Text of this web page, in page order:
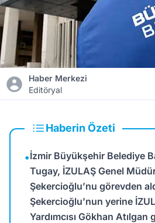
Haber Merkezi
Editöryal
Haberin Özeti
•İzmir Büyükşehir Belediye
Tugay, İZULAŞ Genel
Şekercioğlu’nu görevden
Şekercioğlu’nun yerine
Yardımcısı Gökhan